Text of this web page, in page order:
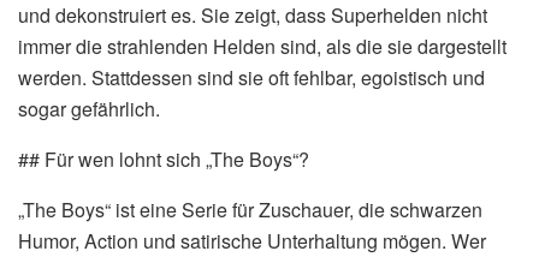
und dekonstruiert es. Sie zeigt, dass Superhelden nicht
immer die strahlenden Helden sind, als die sie dargestellt
werden. Stattdessen sind sie oft fehlbar, egoistisch und
sogar gefährlich.
## Für wen lohnt sich „The Boys“?
„The Boys“ ist eine Serie für Zuschauer, die schwarzen
Humor, Action und satirische Unterhaltung mögen. Wer